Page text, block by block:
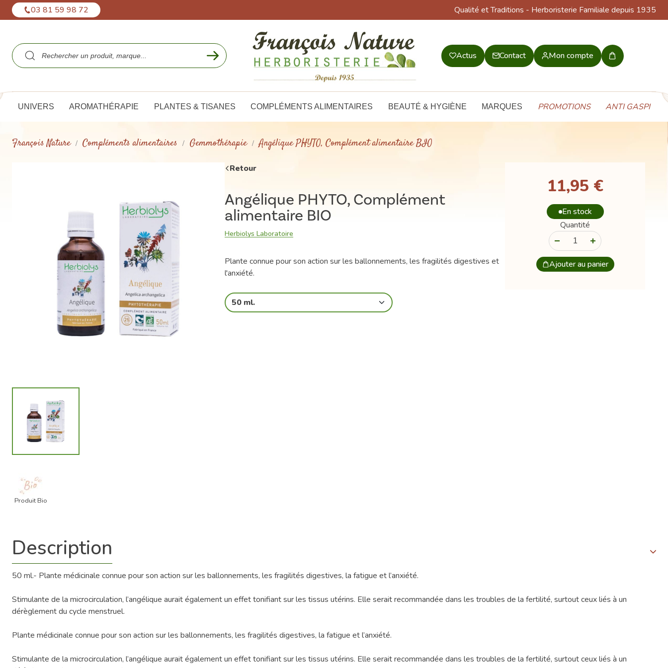
03 81 59 98 72 Qualité et Traditions - Herboristerie Familiale depuis 1935
Actus Contact Mon compte
Mon
UNIVERS AROMATHÉRAPIE PLANTES & TISANES COMPLÉMENTS ALIMENTAIRES BEAUTÉ & HYGIÈNE MARQUES PROMOTIONS ANTI GASPI
François Nature Compléments alimentaires Gemmothérapie Angélique PHYTO, Complément alimentaire BIO
Produit Bio
Retour
Angélique PHYTO, Complément
alimentaire BIO
Herbiolys Laboratoire
Plante connue pour son action sur les ballonnements, les fragilités digestives et
l'anxiété.
50 ml.
11,95 €
En stock
Quantité
Ajouter au panier
Description
50 ml.- Plante médicinale connue pour son action sur les ballonnements, les fragilités digestives, la fatigue et l’anxiété.
Stimulante de la microcirculation, l’angélique aurait également un effet tonifiant sur les tissus utérins. Elle serait recommandée dans les troubles de la fertilité, surtout ceux liés à un
dérèglement du cycle menstruel.
Plante médicinale connue pour son action sur les ballonnements, les fragilités digestives, la fatigue et l’anxiété.
Stimulante de la microcirculation, l’angélique aurait également un effet tonifiant sur les tissus utérins. Elle serait recommandée dans les troubles de la fertilité, surtout ceux liés à un
Panneau de gestion des cookies